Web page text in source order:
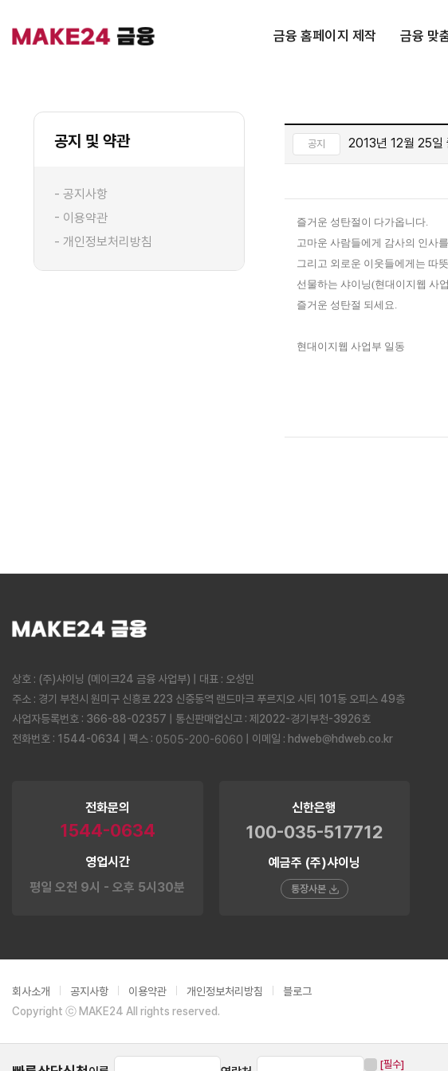
금융 홈페이지 제작 금융 맞
공지 및 약관
- 공지사항
- 이용약관
- 개인정보처리방침
공지 2013년 12월 25일
즐거운 성탄절이 다가옵니다.
고마운 사람들에게 감사의 인사
그리고 외로운 이웃들에게는 따
선물하는 샤이닝(현대이지웹사
즐거운 성탄절 되세요.
현대이지웹 사업부 일동
[필수]
상호 : (주)샤이닝 (메이크24 금융 사업부) | 대표 : 오성민
주소 : 경기 부천시 원미구 신흥로 223 신중동역 랜드마크 푸르지오 시티 101동 오피스 49층
사업자등록번호 : 366-88-02357 | 통신판매업신고 : 제2022-경기부천-3926호
전화번호 : 1544-0634 | 팩스 : 0505-200-6060 | 이메일 : hdweb@hdweb.co.kr
전화문의
1544-0634
영업시간
평일 오전 9시 - 오후 5시30분
신한은행
100-035-517712
예금주 (주)샤이닝
통장사본
회사소개 공지사항 이용약관 개인정보처리방침
블로그
Copyright ⓒ MAKE24 All rights reserved.